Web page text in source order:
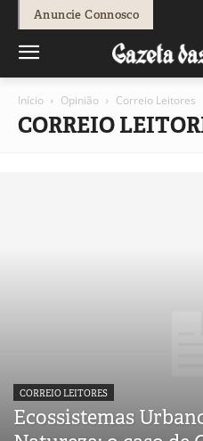
Anuncie Connosco
Início Opinião Correio Leitores
CORREIO
CORREIO LEITORES
Ecossistemas